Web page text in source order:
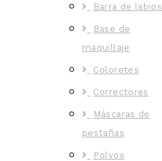
Barra de labios
Base de
maquillaje
Coloretes
Correctores
Máscaras de
pestañas
Polvos